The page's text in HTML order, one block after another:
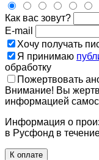
Как вас зовут?
E-mail
Хочу получать
Я принимаю
обработку
Пожертвовать
Внимание! Вы
информацией
Информация о
в Русфонд в
К оплате